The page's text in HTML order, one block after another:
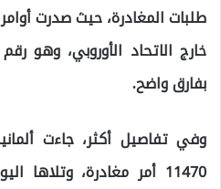
خارج الاتحاد الأوروبي، وهو
بفارق واضح.
وفي تفاصيل أكثر، جاءت